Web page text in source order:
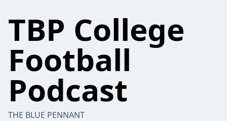
TBP College
Football
Podcast
THE BLUE PENNANT